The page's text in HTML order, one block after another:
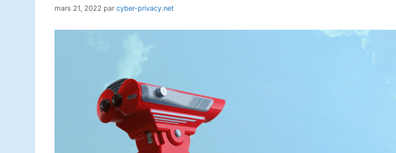
mars 21, 2022 par cyber-privacy.net